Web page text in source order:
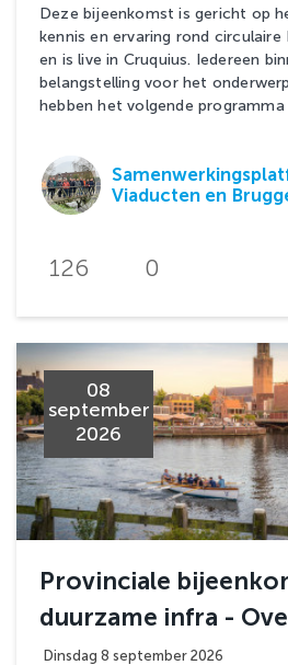
Deze bijeenkomst is gericht op
kennis en ervaring rond circulaire
en is live in Cruquius. Iedereen
belangstelling voor het
hebben het volgende programma
Viaducten en
126 0
08
september
2026
Provinciale
duurzame infra -
Dinsdag 8 september 2026